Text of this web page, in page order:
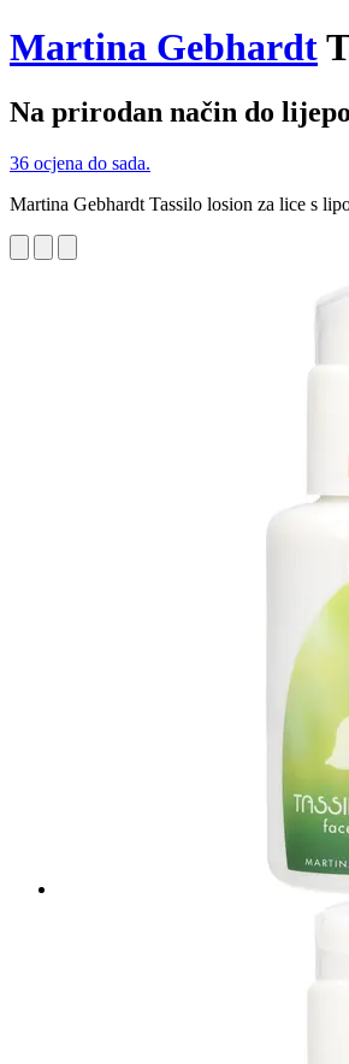
Martina Gebhardt
Na prirodan način do
36 ocjena do sada.
Martina Gebhardt Tassilo losion za lice s